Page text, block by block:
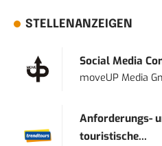
STELLENANZEIGEN
Social Media
moveUP Media
Anforderungs-
touristische...